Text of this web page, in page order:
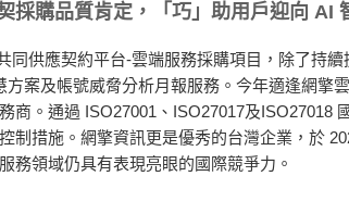
採購品質肯定，「巧」助用戶迎向 AI
同供應契約平台-雲端服務採購項目，除了持
案及帳號威脅分析月報服務。今年適逢網擎
商。通過 ISO27001、ISO27017及ISO27018
制措施。網擎資訊更是優秀的台灣企業，於
務領域仍具有表現亮眼的國際競爭力。